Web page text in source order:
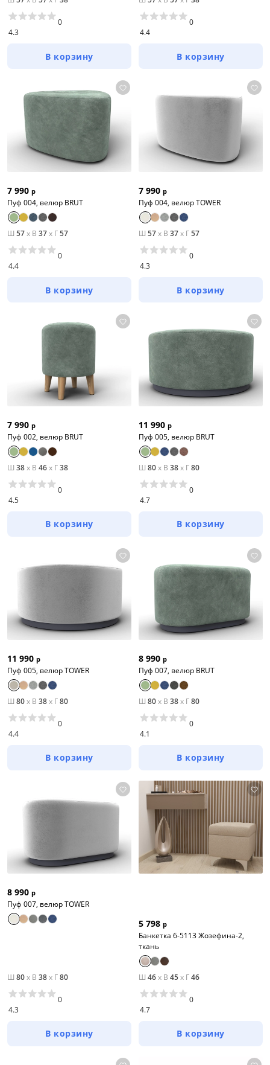
4.3
0
В корзину
4.4
0
В корзину
7 990 р
Пуф 004, велюр BRUT
Ш 57x В 37x Г57
4.4
0
В корзину
7 990 р
Пуф 004, велюр TOWER
Ш 57x В 37x Г57
4.3
0
В корзину
7 990 р
Пуф 002, велюр BRUT
Ш 38x В 46x Г38
4.5
0
В корзину
11 990 р
Пуф 005, велюр BRUT
Ш 80x В 38x Г80
4.7
0
В корзину
11 990 р
Пуф 005, велюр TOWER
Ш 80x В 38x Г80
4.4
0
В корзину
8 990 р
Пуф 007, велюр BRUT
Ш 80x В 38x Г80
4.1
0
В корзину
8 990 р
Пуф 007, велюр TOWER
Ш 80x В 38x Г80
4.3
0
В корзину
5 798 р
Банкетка 6-5113 Жозефина-2,
ткань
Ш 46x В 45x Г46
4.7
0
В корзину